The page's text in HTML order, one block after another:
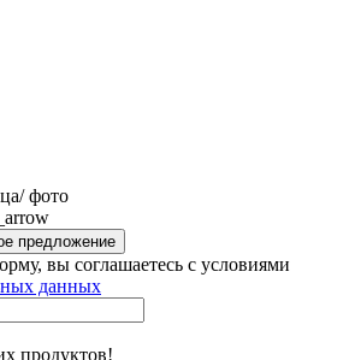
фото
вы соглашаетесь с условиями
данных
продуктов!